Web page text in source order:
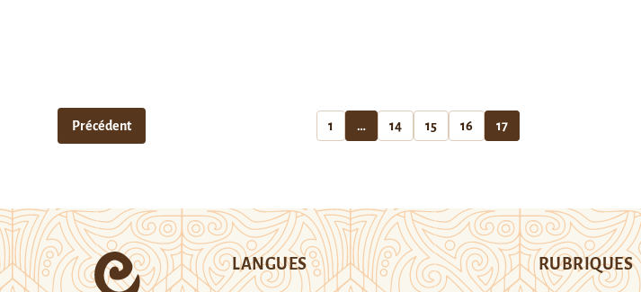
Précédent 1 … 14 15 16 17
LANGUES RUBRIQUES